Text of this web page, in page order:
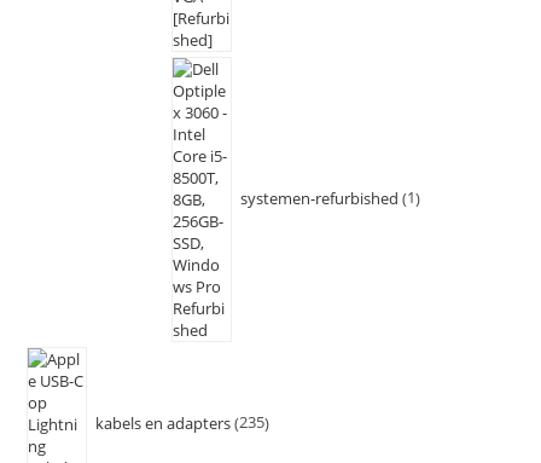
systemen-refurbished 1
kabels en adapters 235